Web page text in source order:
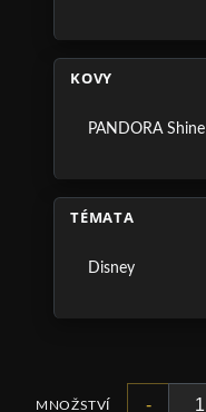
KOVY
PANDORA Shine
TÉMATA
Disney
MNOŽSTVÍ -